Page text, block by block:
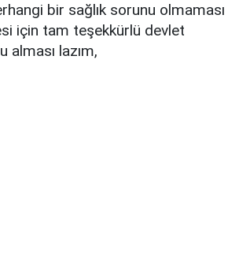
bir sağlık sorunu olmaması
için tam teşekkürlü devlet
lazım,